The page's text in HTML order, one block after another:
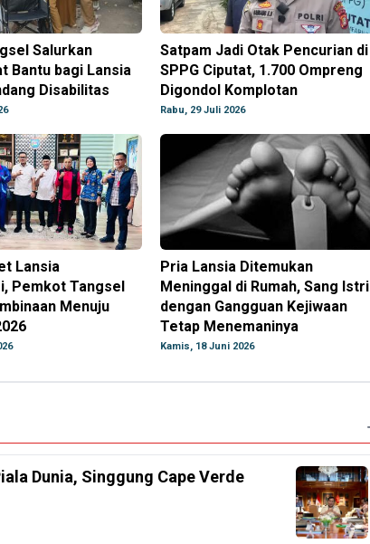
Salurkan
Bantu bagi Lansia
Disabilitas
Satpam Jadi Otak Pencurian di
SPPG Ciputat, 1.700 Ompreng
Digondol Komplotan
Rabu, 29 Juli 2026
Lansia
Pemkot Tangsel
Menuju
Pria Lansia Ditemukan
Meninggal di Rumah, Sang Istri
dengan Gangguan Kejiwaan
Tetap Menemaninya
Kamis, 18 Juni 2026
Dunia, Singgung Cape Verde